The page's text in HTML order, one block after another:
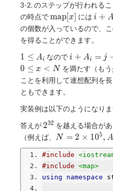
3-2. のステップが行われる
の時点で
x\rbrack
map x には i+A
_
i +
の個数が入っているので、
を得ることができます。
1\le
A _
i
1 ≤ Ai なのでi+A
_
i=j-
A _
i + Ai = j
0 ≤ x < N を満たす（も
ことを利用して連想配列を長
ともできます。
実装例は以下のようになりま
答えが 2 ^
{32}
232 を越える場合が
（例えば、
N=2\times10
^ 5, A _
i=\vert i-10
^ 5\vert
N = 2 × 105, A
#include
#include <map>
using
namespace